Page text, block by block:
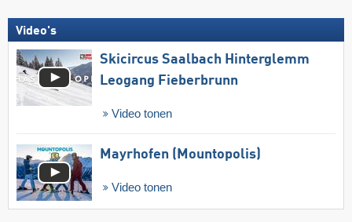
Video's
Skicircus Saalbach Hinterglemm
Leogang Fieberbrunn
Video tonen
Mayrhofen (Mountopolis)
Video tonen